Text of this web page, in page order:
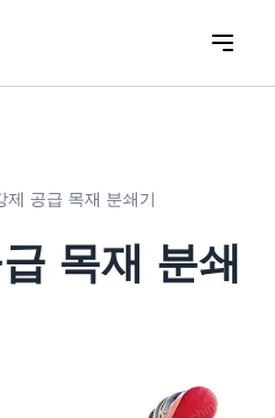
제 공급 목재 분쇄기
목재 분쇄